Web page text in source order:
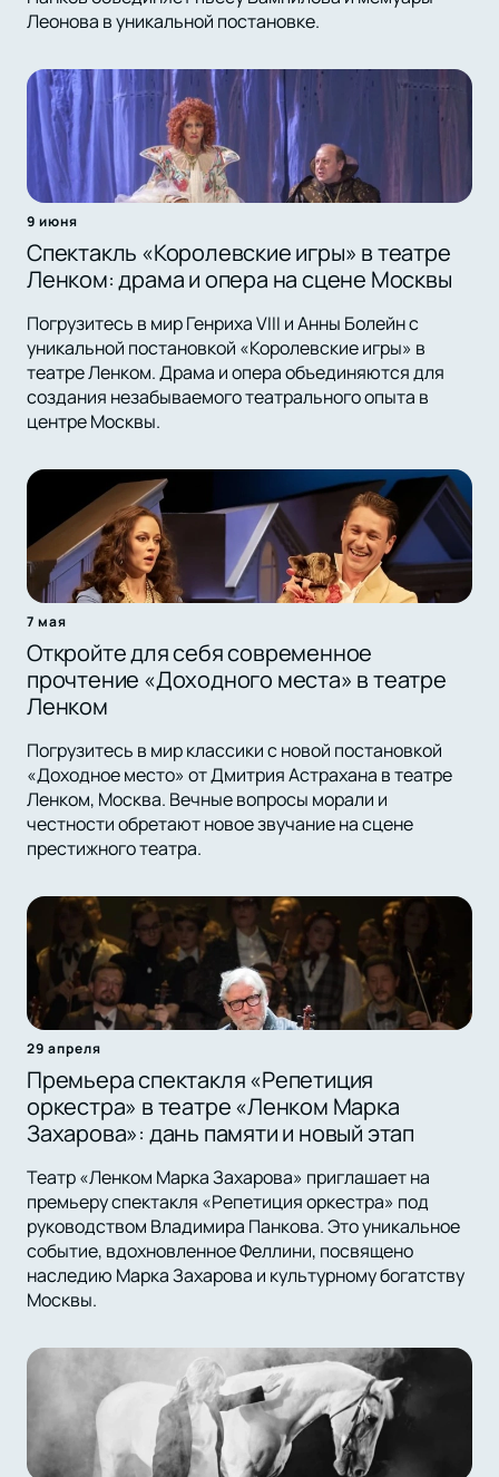
Леонова в уникальной постановке.
9 июня
Спектакль «Королевские игры» в театре
Ленком: драма и опера на сцене Москвы
Погрузитесь в мир Генриха VIII и Анны Болейн с
уникальной постановкой «Королевские игры» в
театре Ленком. Драма и опера объединяются для
создания незабываемого театрального опыта в
центре Москвы.
7 мая
Откройте для себя современное
прочтение «Доходного места» в театре
Ленком
Погрузитесь в мир классики с новой постановкой
«Доходное место» от Дмитрия Астрахана в театре
Ленком, Москва. Вечные вопросы морали и
честности обретают новое звучание на сцене
престижного театра.
29 апреля
Премьера спектакля «Репетиция
оркестра» в театре «Ленком Марка
Захарова»: дань памяти и новый этап
Театр «Ленком Марка Захарова» приглашает на
премьеру спектакля «Репетиция оркестра» под
руководством Владимира Панкова. Это уникальное
событие, вдохновленное Феллини, посвящено
наследию Марка Захарова и культурному богатству
Москвы.